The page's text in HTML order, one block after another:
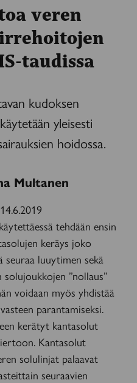
veren
taudissa
kudoksen
yleisesti
hoidossa.
Multanen
14.6.2019
tehdään ensin
keräys joko
luuytimen sekä
”nollaus”
voidaan myös yhdistää
parantamiseksi.
kerätyt kantasolut
Kantasolut
solulinjat palaavat
seuraavien